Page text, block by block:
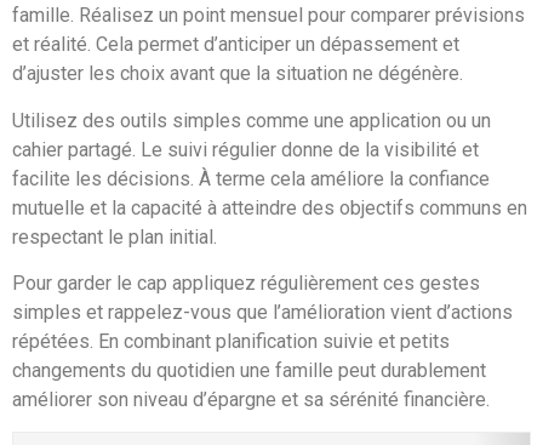
famille. Réalisez un point mensuel pour comparer prévisions
et réalité. Cela permet d’anticiper un dépassement et
d’ajuster les choix avant que la situation ne dégénère.
Utilisez des outils simples comme une application ou un
cahier partagé. Le suivi régulier donne de la visibilité et
facilite les décisions. À terme cela améliore la confiance
mutuelle et la capacité à atteindre des objectifs communs en
respectant le plan initial.
Pour garder le cap appliquez régulièrement ces gestes
simples et rappelez-vous que l’amélioration vient d’actions
répétées. En combinant planification suivie et petits
changements du quotidien une famille peut durablement
améliorer son niveau d’épargne et sa sérénité financière.